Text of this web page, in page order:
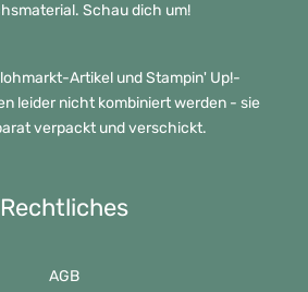
Schau dich um!
Artikel und Stampin' Up!-
leider nicht kombiniert werden - sie
verpackt und verschickt.
Rechtliches
AGB